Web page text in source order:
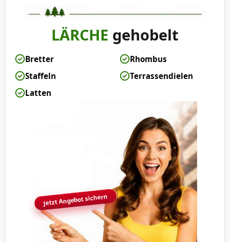
LÄRCHE gehobelt
Bretter
Rhombus
Staffeln
Terrassendielen
Latten
Jetzt Angebot sichern